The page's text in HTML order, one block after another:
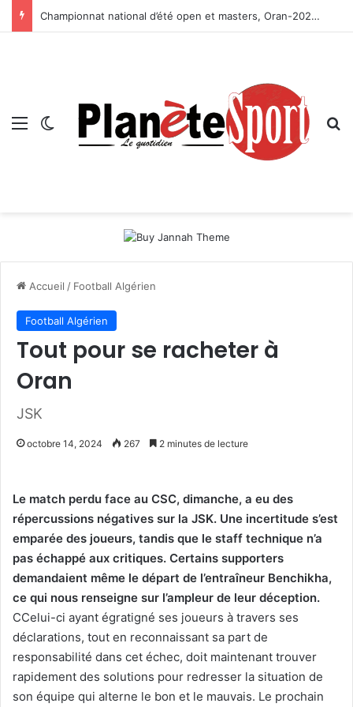
Championnat national d’été open et masters, Oran-2026 — Le CRB s’adjuge le titre
Menu Switch skin
Accueil / Football Algérien
Football Algérien
Tout pour se racheter à
Oran
JSK
octobre 14, 2024 267 2 minutes de lecture
Le match perdu face au CSC, dimanche, a eu des
répercussions négatives sur la JSK. Une incertitude s’est
emparée des joueurs, tandis que le staff technique n’a
pas échappé aux critiques. Certains supporters
demandaient même le départ de l’entraîneur Benchikha,
ce qui nous renseigne sur l’ampleur de leur déception.
CCelui-ci ayant égratigné ses joueurs à travers ses
déclarations, tout en reconnaissant sa part de
responsabilité dans cet échec, doit maintenant trouver
rapidement des solutions pour redresser la situation de
son équipe qui alterne le bon et le mauvais. Le prochain